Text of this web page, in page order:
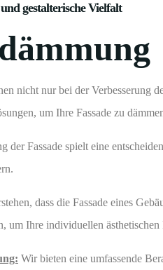
gestalterische Vielfalt
nicht nur bei der Verbesserung
um Ihre Fassade zu
der Fassade spielt eine
dass die Fassade eines
um Ihre individuellen
Wir bieten eine umfassende